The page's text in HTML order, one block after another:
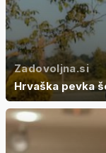
Zadovoljna.si
Hrvaška pevka